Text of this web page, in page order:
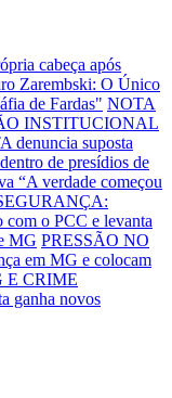
cabeça após
Zarembski: O Único
de Fardas" NOTA
INSTITUCIONAL
denuncia suposta
de presídios de
“A verdade começou
com o PCC e levanta
MG PRESSÃO NO
em MG e colocam
E CRIME
ganha novos